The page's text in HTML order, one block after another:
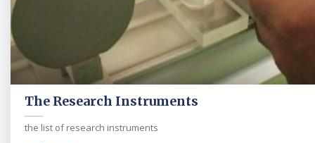
The Research Instruments
the list of research instruments